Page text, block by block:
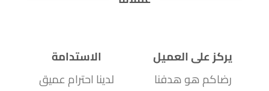
يركز على العميل
رضاكم هو هدفنا
الاستدامة
لدينا احترام عميق